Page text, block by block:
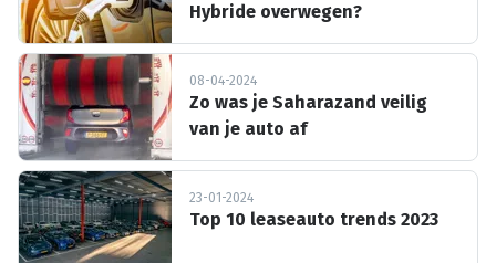
Hybride overwegen?
08-04-2024
Zo was je Saharazand veilig
van je auto af
23-01-2024
Top 10 leaseauto trends 2023